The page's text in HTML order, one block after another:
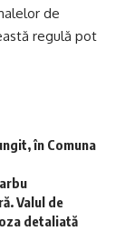
de
regulă pot
în Comuna
Valul de
detaliată